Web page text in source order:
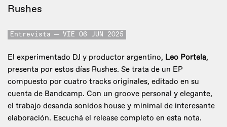
Rushes
Entrevista VIE 06 JUN 2025
El experimentado DJ y productor argentino, Leo Portela,
presenta por estos días Rushes. Se trata de un EP
compuesto por cuatro tracks originales, editado en su
cuenta de Bandcamp. Con un groove personal y elegante,
el trabajo desanda sonidos house y minimal de interesante
elaboración. Escuchá el release completo en esta nota.